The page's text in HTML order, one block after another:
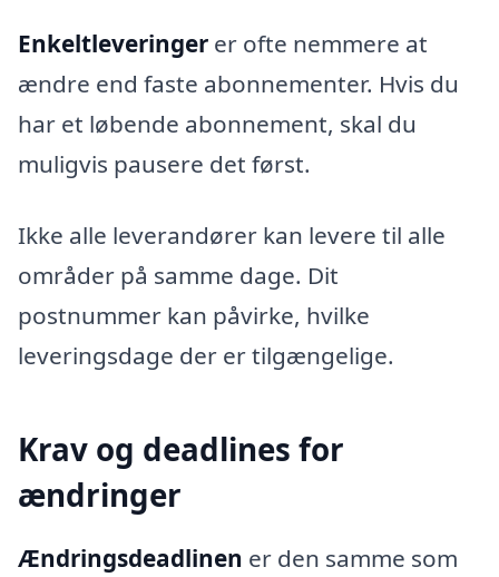
Enkeltleveringer er ofte nemmere at
ændre end faste abonnementer. Hvis du
har et løbende abonnement, skal du
muligvis pausere det først.
Ikke alle leverandører kan levere til alle
områder på samme dage. Dit
postnummer kan påvirke, hvilke
leveringsdage der er tilgængelige.
Krav og deadlines for
ændringer
Ændringsdeadlinen er den samme som